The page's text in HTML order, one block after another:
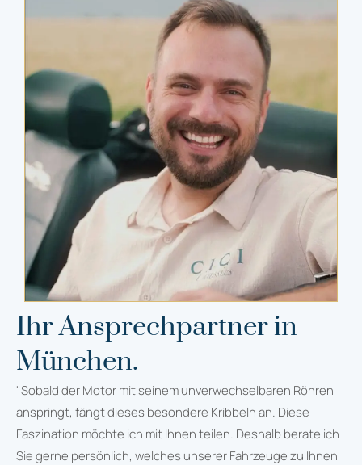
Ihr Ansprechpartner in
München.
"Sobald der Motor mit seinem unverwechselbaren Röhren
anspringt, fängt dieses besondere Kribbeln an. Diese
Faszination möchte ich mit Ihnen teilen. Deshalb berate ich
Sie gerne persönlich, welches unserer Fahrzeuge zu Ihnen